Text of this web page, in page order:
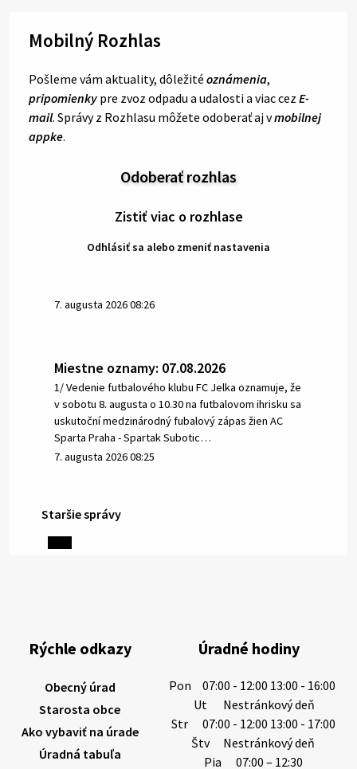
Mobilný Rozhlas
Pošleme vám aktuality, dôležité oznámenia,
pripomienky pre zvoz odpadu a udalosti a viac cez E-
mail. Správy z Rozhlasu môžete odoberať aj vmobilnej
appke.
Odoberať rozhlas
Zistiť viac o rozhlase
Odhlásiť sa alebo zmeniť nastavenia
7. augusta 2026 08:26
Miestne oznamy: 07.08.2026
1/ Vedenie futbalového klubu FC Jelka oznamuje, že
v sobotu 8. augusta o 10.30 na futbalovom ihrisku sa
uskutoční medzinárodný fubalový zápas žien AC
Sparta Praha - Spartak Subotic…
7. augusta 2026 08:25
6. augusta 2026 08:13
výdatnosti vodárenských zdrojov.
Západoslovenská vodárenská spoločnosť preto
6. augusta 2026 08:12
5. augusta 2026 13:10
Staršie správy
Rýchle odkazy
Obecný úrad
Starosta obce
Ako vybaviť na úrade
Úradná tabuľa
Úradné hodiny
Pon
07:00 - 12:00 13:00 - 16:00
Ut
Nestránkový deň
Str
07:00 - 12:00 13:00 - 17:00
Štv
Nestránkový deň
Pia
07:00 – 12:30